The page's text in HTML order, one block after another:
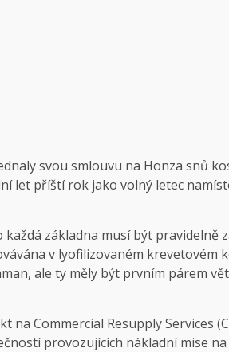
svou smlouvu na Honza snů
let příští rok jako volný letec
každá základna musí být pravidelně
v lyofilizovaném
ale ty měly být prvním párem
na Commercial Resupply Services
provozujících nákladní mise